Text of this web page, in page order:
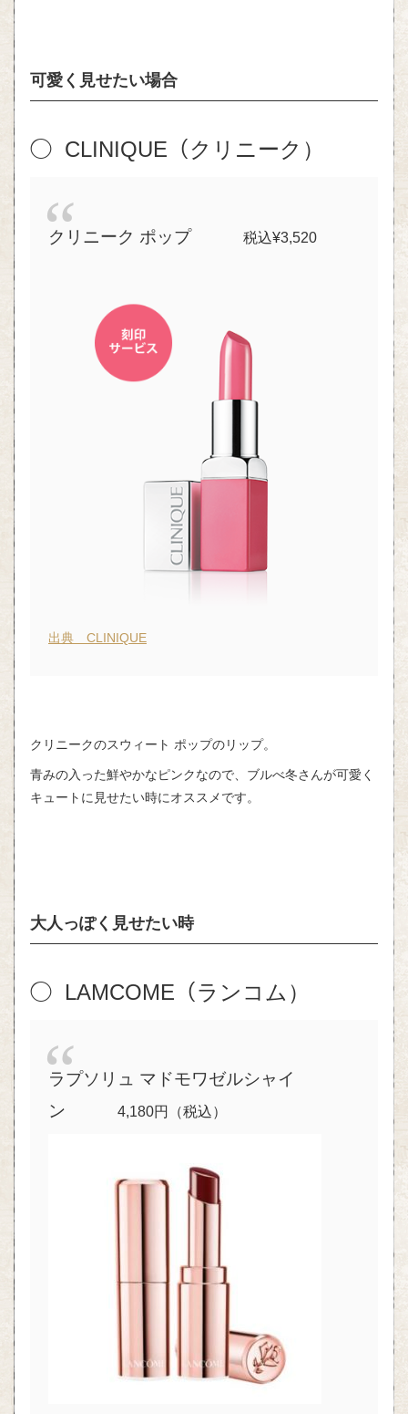
可愛く見せたい場合
◯ CLINIQUE（クリニーク）
クリニーク ポップ 税込¥3,520
出典 CLINIQUE
クリニークのスウィート ポップのリップ。
青みの入った鮮やかなピンクなので、ブルべ冬さんが可愛く
キュートに見せたい時にオススメです。
大人っぽく見せたい時
◯ LAMCOME（ランコム）
ラプソリュ マドモワゼルシャイ
ン
4,180円 （税込）